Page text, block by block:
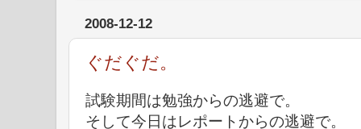
2008-12-12
ぐだぐだ。
試験期間は勉強からの逃避で。
そして今日はレポートからの逃避で。